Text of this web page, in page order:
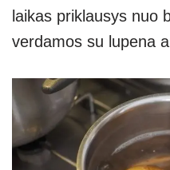
laikas priklausys nuo
verdamos su lupena